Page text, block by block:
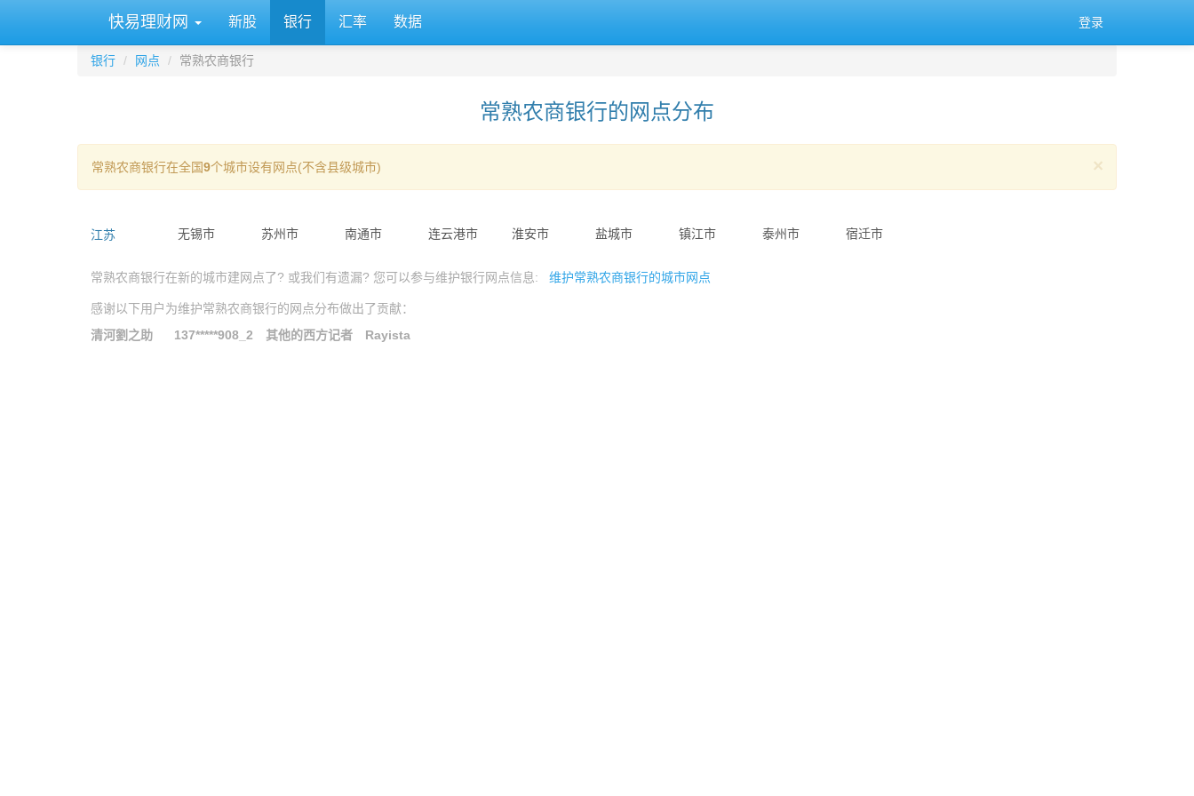
快易理财网 新股 银行 汇率 数据 登录
银行 网点 常熟农商银行
常熟农商银行的网点分布
×
常熟农商银行在全国9个城市设有网点(不含县级城市)
江苏 无锡市 苏州市 南通市 连云港市 淮安市 盐城市 镇江市 泰州市 宿迁市
常熟农商银行在新的城市建网点了? 或我们有遗漏? 您可以参与维护银行网点信息: 维护常熟农商银行的城市网点
感谢以下用户为维护常熟农商银行的网点分布做出了贡献：
清河劉之助
137*****908_2 其他的西方记者 Rayista